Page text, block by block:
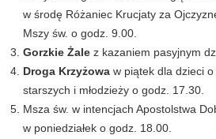
w środę Różaniec Krucjaty za
Mszy św. o godz. 9.00.
Gorzkie Żale z kazaniem pasyjnym
Droga Krzyżowa w piątek dla dzieci
starszych i młodzieży o godz. 17.30.
Msza św. w intencjach Apostolstwa
w poniedziałek o godz. 18.00.